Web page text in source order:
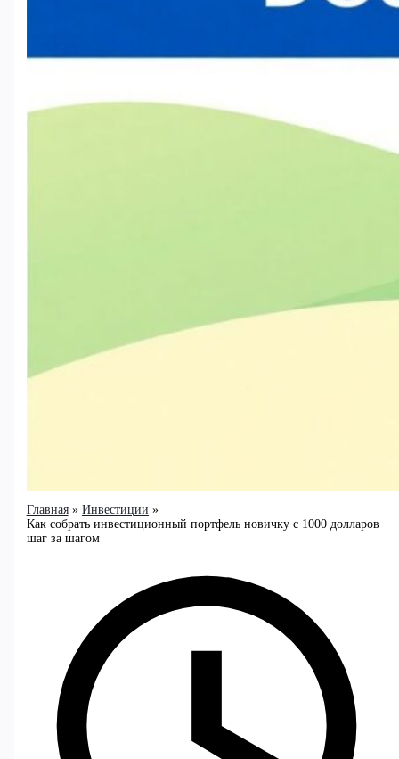
Главная
Инвестиции
Как собрать инвестиционный портфель новичку с 1000 долларов
шаг за шагом